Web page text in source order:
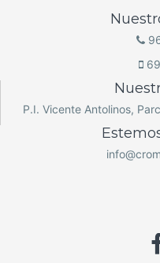
P.I. Vicente Antolinos,